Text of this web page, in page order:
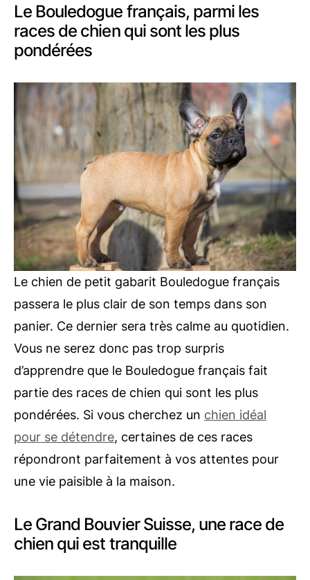
Le Bouledogue français, parmi les
races de chien qui sont les plus
pondérées
Le chien de petit gabarit Bouledogue français
passera le plus clair de son temps dans son
panier. Ce dernier sera très calme au quotidien.
Vous ne serez donc pas trop surpris
d’apprendre que le Bouledogue français fait
partie des races de chien qui sont les plus
pondérées. Si vous cherchez un chien idéal
pour se détendre, certaines de ces races
répondront parfaitement à vos attentes pour
une vie paisible à la maison.
Le Grand Bouvier Suisse, une race de
chien qui est tranquille